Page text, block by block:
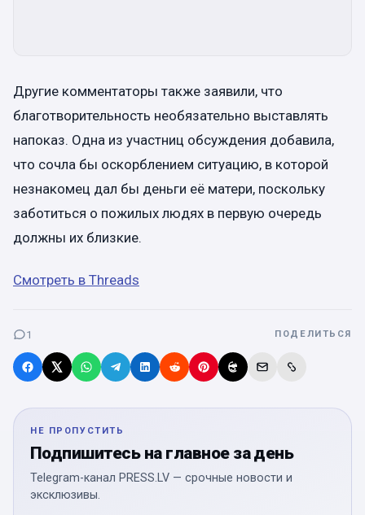
Другие комментаторы также заявили, что
благотворительность необязательно выставлять
напоказ. Одна из участниц обсуждения добавила,
что сочла бы оскорблением ситуацию, в которой
незнакомец дал бы деньги её матери, поскольку
заботиться о пожилых людях в первую очередь
должны их близкие.
Смотреть в Threads
1 ПОДЕЛИТЬСЯ
НЕ ПРОПУСТИТЬ
Подпишитесь на главное за день
Telegram-канал PRESS.LV — срочные новости и
эксклюзивы.